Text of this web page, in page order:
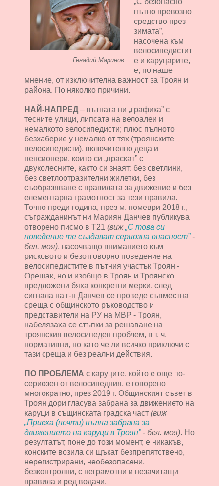
Генадий Маринов
„С безопасно
пътно превозно
средство през
зимата”,
насочена към
велосипедистит
е и каруцарите,
е, по наше
мнение, от изключителна важност за Троян и
района. По няколко причини.
НАЙ-НАПРЕД – пътната ни „графика” с
тесните улици, липсата на велоалеи и
немалкото велосипедисти; плюс пълното
безхаберие у немалко от тях (троянските
велосипедисти), включително деца и
пенсионери, които си „праскат” с
двуколесните, както си знаят: без светлини,
без светлоотразителни жилетки, без
съобразяване с правилата за движение и без
елементарна грамотност за тези правила.
Точно преди година, през м. номеври 2018 г.,
съгражданинът ни Мариян Данчев публикува
отворено писмо в Т21 (виж„С това си
поведение те създават сериозна опасност” -
бел. моя), насочващо вниманието към
рисковото и безотговорно поведение на
велосипедистите в пътния участък Троян -
Орешак, но и изобщо в Троян и Троянско,
предложени бяха конкретни мерки, след
сигнала на г-н Данчев се проведе съвместна
среща с общинското ръководство и
представители на РУ на МВР - Троян,
набелязаха се стъпки за решаване на
троянския велосипеден проблем, в т. ч.
нормативни, но като че ли всичко приключи с
тази среща и без реални действия.
ПО ПРОБЛЕМА с каруците, който е още по-
сериозен от велосипедния, е говорено
многократно, през 2019 г. Общинският съвет в
Троян дори гласува забрана за движението на
каруци в същинската градска част (виж
„Приеха (почти) пълна забрана за
движението на каруци в Троян”- бел. моя). Но
резултатът, поне до този момент, е никакъв,
конските возила си щъкат безпрепятствено,
нерегистрирани, необезопасени,
безконтролни, с неграмотни и незачитащи
правила и ред водачи.